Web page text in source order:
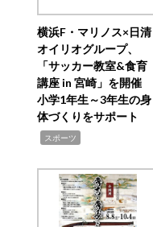
横浜F・マリノス×日清
オイリオグループ、
「サッカー教室&食育
講座 in 宮崎」を開催
小学1年生～3年生の身
体づくりをサポート
スポーツ